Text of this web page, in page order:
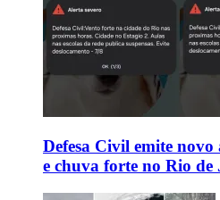
Defesa Civil emite
e chuva forte no Rio de